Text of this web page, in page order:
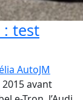
: test
AutoJM
avant